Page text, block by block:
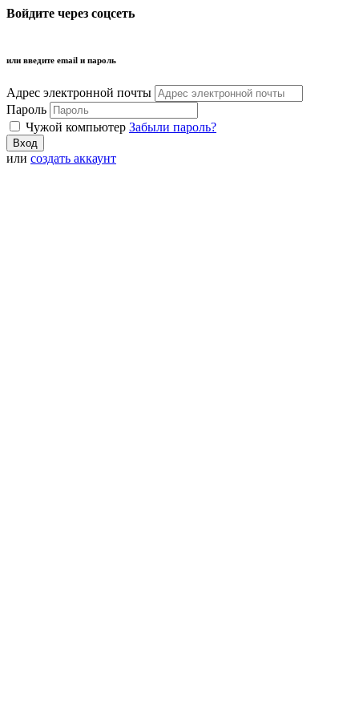
Войдите через соцсеть
или введите email и пароль
Адрес электронной почты
Пароль
Чужой компьютер Забыли пароль?
или создать аккаунт